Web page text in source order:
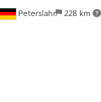
Peterslahr 228 km